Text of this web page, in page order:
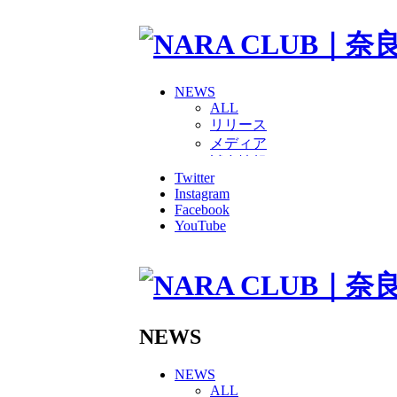
NEWS
ALL
リリース
メディア
グッズ
ファンコミュニティ
普及・育成
ホームタウン
その他
TEAM
チアダンススクール
Twitter
Instagram
Facebook
YouTube
NEWS
NEWS
ALL